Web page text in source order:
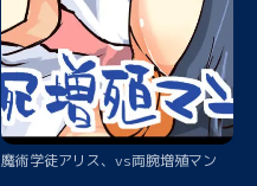
魔術学徒アリス、vs両腕増殖マン